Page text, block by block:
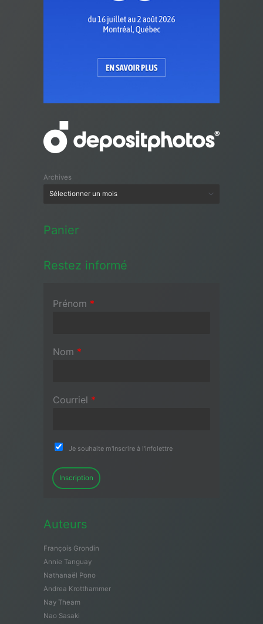
Archives
Panier
Restez informé
Prénom *
Nom *
Courriel *
Je souhaite m'inscrire à l'infolettre
Inscription
Auteurs
François Grondin
Annie Tanguay
Nathanaël Pono
Andrea Krotthammer
Nay Theam
Nao Sasaki